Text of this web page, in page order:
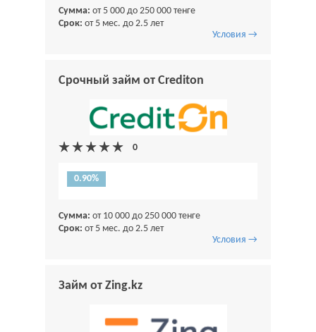
Сумма: от 5 000 до 250 000 тенге
Срок: от 5 мес. до 2.5 лет
Условия →
Срочный займ от Crediton
0.90%
Сумма: от 10 000 до 250 000 тенге
Срок: от 5 мес. до 2.5 лет
Условия →
Займ от Zing.kz